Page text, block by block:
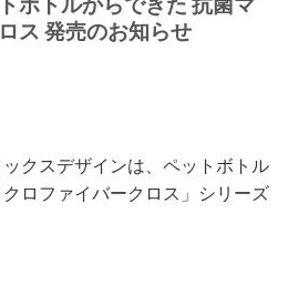
ス 発売のお知らせ
クスデザインは、ペットボトル
ロファイバークロス」シリーズ